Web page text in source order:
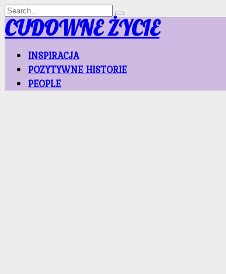
Skip
to
content
Search
for:
CUDOWNE ŻYCIE
INSPIRACJA
POZYTYWNE HISTORIE
PEOPLE